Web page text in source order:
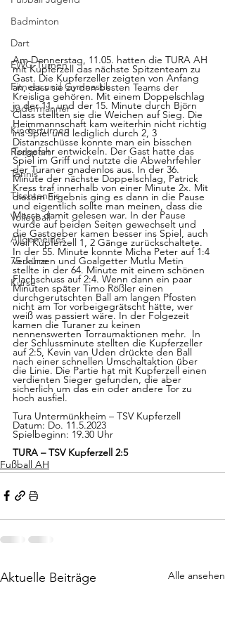
Badminton
Dart
EWG-Turnen
Fitness und Gymnastik
Jedermänner
Kinderturnen
Radsport
Tennis
Tischtennis
Volleyball
Allgemeines
75 Jahre
Kurse
Am Donnerstag, 11.05. hatten die TURA AH
mit Kupferzell das nächste Spitzenteam zu
Gast. Die Kupferzeller zeigten von Anfang
an, dass sie zu den besten Teams der
Kreisliga gehören. Mit einem Doppelschlag
in der 11. und der 15. Minute durch Björn
Class stellten sie die Weichen auf Sieg. Die
Heimmannschaft kam weiterhin nicht richtig
ins Spiel und lediglich durch 2, 3
Distanzschüsse konnte man ein bisschen
Torgefahr entwickeln. Der Gast hatte das
Spiel im Griff und nutzte die Abwehrfehler
der Turaner gnadenlos aus. In der 36.
Minute der nächste Doppelschlag, Patrick
Kress traf innerhalb von einer Minute 2x. Mit
diesem Ergebnis ging es dann in die Pause
und eigentlich sollte man meinen, dass die
Messe damit gelesen war. In der Pause
wurde auf beiden Seiten gewechselt und
die Gastgeber kamen besser ins Spiel, auch
weil Kupferzell 1, 2 Gänge zurückschaltete.
In der 55. Minute konnte Micha Peter auf 1:4
verkürzen und Goalgetter Mutlu Metin
stellte in der 64. Minute mit einem schönen
Flachschuss auf 2:4. Wenn dann ein paar
Minuten später Timo Rößler einen
durchgerutschten Ball am langen Pfosten
nicht am Tor vorbeigegrätscht hätte, wer
weiß was passiert wäre. In der Folgezeit
kamen die Turaner zu keinen
nennenswerten Torraumaktionen mehr.  In
der Schlussminute stellten die Kupferzeller
auf 2:5, Kevin van Uden drückte den Ball
nach einer schnellen Umschaltaktion über
die Linie. Die Partie hat mit Kupferzell einen
verdienten Sieger gefunden, die aber
sicherlich um das ein oder andere Tor zu
hoch ausfiel.
Tura Untermünkheim – TSV Kupferzell
Datum: Do. 11.5.2023
Spielbeginn: 19.30 Uhr
TURA – TSV Kupferzell 2:5
Fußball AH
Aktuelle Beiträge Alle ansehen